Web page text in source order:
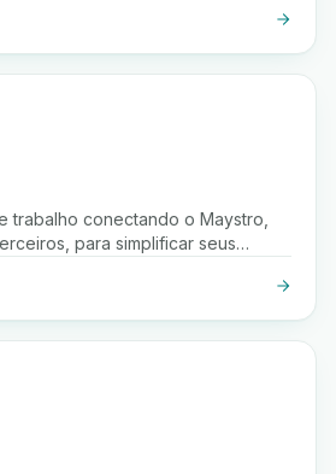
trabalho conectando o Maystro,
para simplificar seus